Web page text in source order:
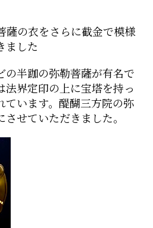
薩の衣をさらに截金で模様
ました
の半跏の弥勒菩薩が有名で
法界定印の上に宝塔を持っ
ています。醍醐三方院の弥
せていただきました。